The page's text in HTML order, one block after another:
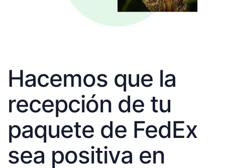
Hacemos que la
recepción de tu
paquete de FedEx
sea positiva en